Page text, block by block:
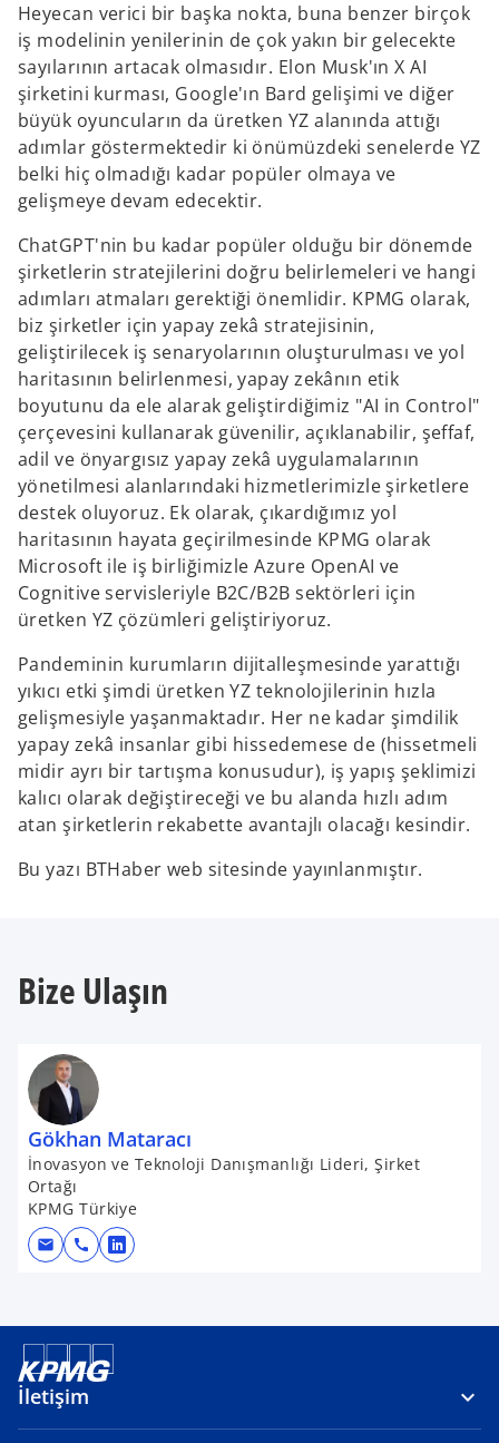
Heyecan verici bir başka nokta, buna benzer birçok
iş modelinin yenilerinin de çok yakın bir gelecekte
sayılarının artacak olmasıdır. Elon Musk'ın X AI
şirketini kurması, Google'ın Bard gelişimi ve diğer
büyük oyuncuların da üretken YZ alanında attığı
adımlar göstermektedir ki önümüzdeki senelerde YZ
belki hiç olmadığı kadar popüler olmaya ve
gelişmeye devam edecektir.
ChatGPT'nin bu kadar popüler olduğu bir dönemde
şirketlerin stratejilerini doğru belirlemeleri ve hangi
adımları atmaları gerektiği önemlidir. KPMG olarak,
biz şirketler için yapay zekâ stratejisinin,
geliştirilecek iş senaryolarının oluşturulması ve yol
haritasının belirlenmesi, yapay zekânın etik
boyutunu da ele alarak geliştirdiğimiz "AI in Control"
çerçevesini kullanarak güvenilir, açıklanabilir, şeffaf,
adil ve önyargısız yapay zekâ uygulamalarının
yönetilmesi alanlarındaki hizmetlerimizle şirketlere
destek oluyoruz. Ek olarak, çıkardığımız yol
haritasının hayata geçirilmesinde KPMG olarak
Microsoft ile iş birliğimizle Azure OpenAI ve
Cognitive servisleriyle B2C/B2B sektörleri için
üretken YZ çözümleri geliştiriyoruz.
Pandeminin kurumların dijitalleşmesinde yarattığı
yıkıcı etki şimdi üretken YZ teknolojilerinin hızla
gelişmesiyle yaşanmaktadır. Her ne kadar şimdilik
yapay zekâ insanlar gibi hissedemese de (hissetmeli
midir ayrı bir tartışma konusudur), iş yapış şeklimizi
kalıcı olarak değiştireceği ve bu alanda hızlı adım
atan şirketlerin rekabette avantajlı olacağı kesindir.
Bu yazı BTHaber web sitesinde yayınlanmıştır.
Bize Ulaşın
Gökhan Mataracı
İnovasyon ve Teknoloji Danışmanlığı Lideri, Şirket
Ortağı
KPMG Türkiye
mail call
o
İletişim